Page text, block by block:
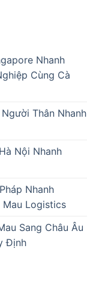
Nhanh
Cùng Cà
Thân Nhanh
Nội Nhanh
Nhanh
Mau Logistics
Sang Châu Âu
Định